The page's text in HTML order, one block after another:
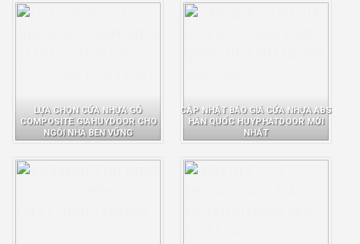
LỰA CHỌN CỬA NHỰA GỖ
COMPOSITE GIAHUYDOOR CHO
NGÔI NHÀ BỀN VỮNG
CẬP NHẬT BÁO GIÁ CỬA NHỰA ABS
HÀN QUỐC HUYPHATDOOR MỚI
NHẤT